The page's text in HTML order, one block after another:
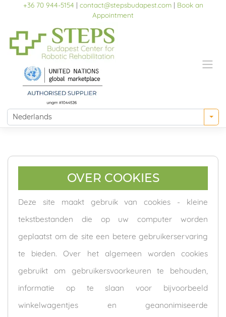
+36 70 944-5154 | contact@stepsbudapest.com| Book an
Appointment
OVER COOKIES
Deze site maakt gebruik van cookies - kleine
tekstbestanden die op uw computer worden
geplaatst om de site een betere gebruikerservaring
te bieden. Over het algemeen worden cookies
gebruikt om gebruikersvoorkeuren te behouden,
informatie op te slaan voor bijvoorbeeld
winkelwagentjes en geanonimiseerde